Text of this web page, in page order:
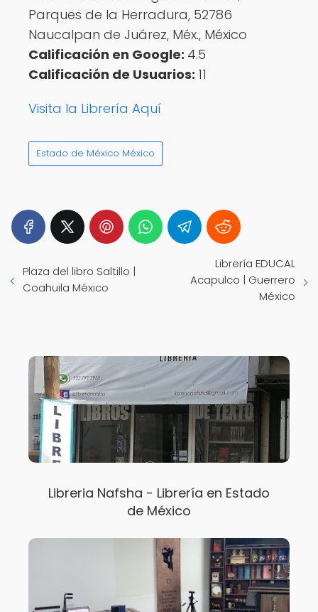
Parques de la Herradura, 52786
Naucalpan de Juárez, Méx., México
Calificación en Google: 4.5
Calificación de Usuarios: 11
Visita la Librería Aquí
Estado de México México
Plaza del libro Saltillo |
Coahuila México
Librería EDUCAL
Acapulco | Guerrero
México
Libreria Nafsha - Librería en Estado
de México